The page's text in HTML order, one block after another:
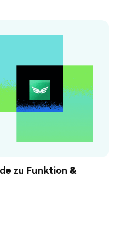
zu Funktion &